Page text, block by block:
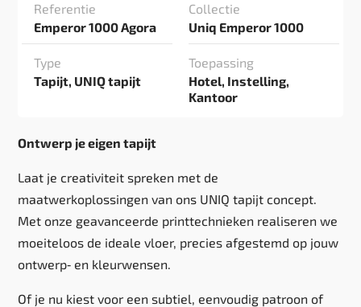
Referentie
Emperor 1000 Agora
Collectie
Uniq Emperor 1000
Type
Tapijt, UNIQ tapijt
Toepassing
Hotel, Instelling,
Kantoor
Ontwerp je eigen tapijt
Laat je creativiteit spreken met de
maatwerkoplossingen van ons UNIQ tapijt concept.
Met onze geavanceerde printtechnieken realiseren we
moeiteloos de ideale vloer, precies afgestemd op jouw
ontwerp‑ en kleurwensen.
Of je nu kiest voor een subtiel, eenvoudig patroon of